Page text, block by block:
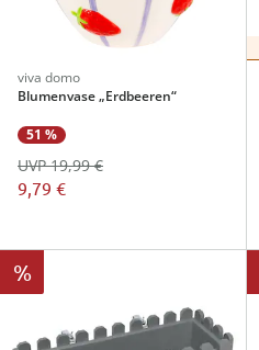
viva domo
Blumenvase „Erdbeeren“
51 %
9,79 €
UVP 19,99 €
%